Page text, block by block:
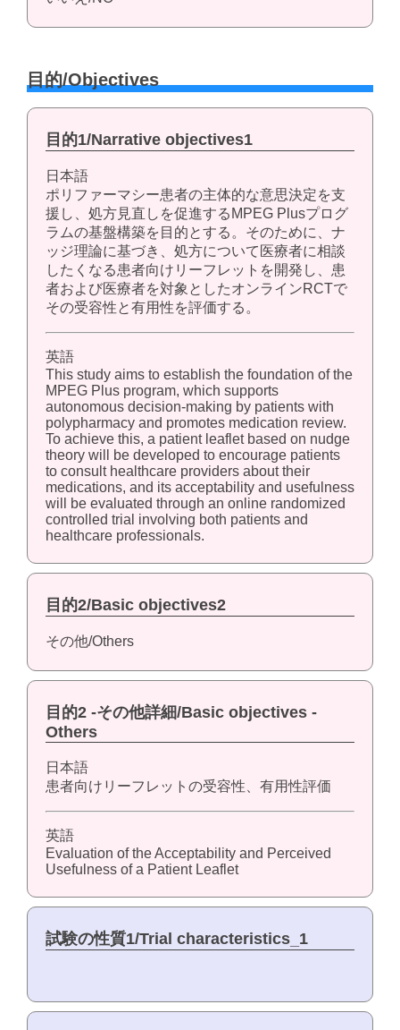
目的/Objectives
目的1/Narrative objectives1
日本語
ポリファーマシー患者の主体的な意思決定を支
援し、処方見直しを促進するMPEG Plusプログ
ラムの基盤構築を目的とする。そのために、ナ
ッジ理論に基づき、処方について医療者に相談
したくなる患者向けリーフレットを開発し、患
者および医療者を対象としたオンラインRCTで
その受容性と有用性を評価する。
英語
This study aims to establish the foundation of the
MPEG Plus program, which supports
autonomous decision-making by patients with
polypharmacy and promotes medication review.
To achieve this, a patient leaflet based on nudge
theory will be developed to encourage patients
to consult healthcare providers about their
medications, and its acceptability and usefulness
will be evaluated through an online randomized
controlled trial involving both patients and
healthcare professionals.
目的2/Basic objectives2
その他/Others
目的2 -その他詳細/Basic objectives -
Others
日本語
患者向けリーフレットの受容性、有用性評価
英語
Evaluation of the Acceptability and Perceived
Usefulness of a Patient Leaflet
試験の性質1/Trial characteristics_1